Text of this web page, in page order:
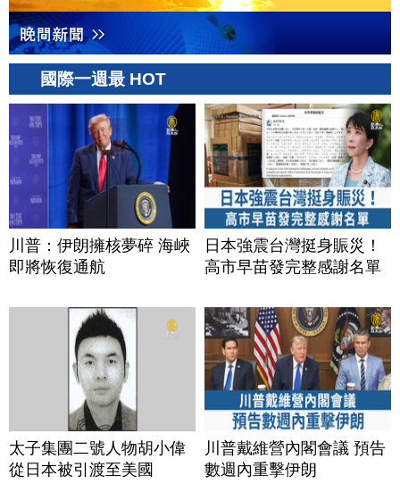
國際一週最 HOT
川普：伊朗擁核夢碎 海峽
即將恢復通航
日本強震台灣挺身賑災！
高市早苗發完整感謝名單
太子集團二號人物胡小偉
從日本被引渡至美國
川普戴維營內閣會議 預告
數週內重擊伊朗